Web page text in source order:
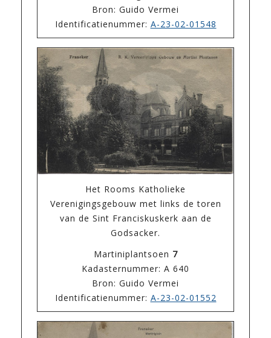
Bron: Guido Vermei
Identificatienummer: A-23-02-01548
Het Rooms Katholieke
Verenigingsgebouw met links de toren
van de Sint Franciskuskerk aan de
Godsacker.
Martiniplantsoen 7
Kadasternummer: A 640
Bron: Guido Vermei
Identificatienummer: A-23-02-01552